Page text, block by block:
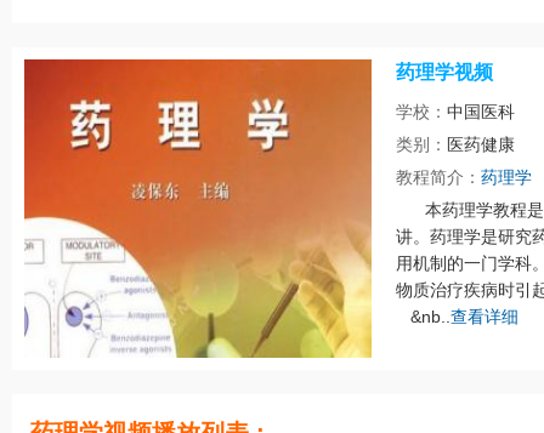
药理学视频
学校： 中国医科
类别： 医药健康
教程简介： 药理学
本药理学教程是
讲。药理学是研究
用机制的一门学科
物质治疗疾病时引
&nb.. 查看详细